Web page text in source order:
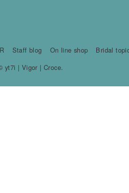
Staff blog On line shop
Bridal
yt7i | Vigor | Croce.